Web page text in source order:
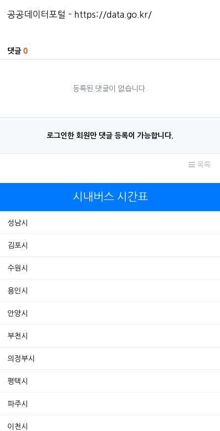
공공데이터포털 - https://data.go.kr/
댓글 0
등록된 댓글이 없습니다.
로그인한 회원만 댓글 등록이 가능합니다.
목록
시내버스 시간표
성남시
김포시
수원시
용인시
안양시
부천시
의정부시
평택시
파주시
이천시